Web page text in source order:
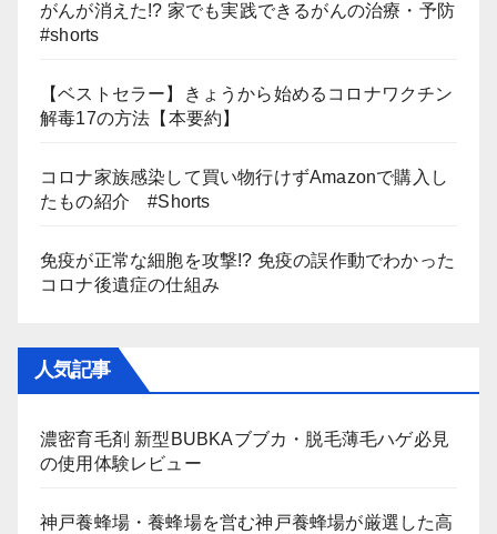
がんが消えた!? 家でも実践できるがんの治療・予防
#shorts
【ベストセラー】きょうから始めるコロナワクチン
解毒17の方法【本要約】
コロナ家族感染して買い物行けずAmazonで購入し
たもの紹介 #Shorts
免疫が正常な細胞を攻撃!? 免疫の誤作動でわかった
コロナ後遺症の仕組み
人気記事
濃密育毛剤 新型BUBKAブブカ・脱毛薄毛ハゲ必見
の使用体験レビュー
神戸養蜂場・養蜂場を営む神戸養蜂場が厳選した高